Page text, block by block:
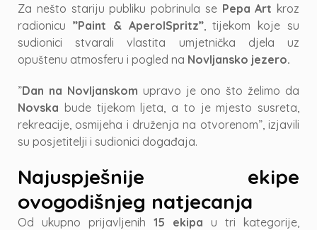
Za nešto stariju publiku pobrinula sePepa Art kroz
radionicu ”Paint & AperolSpritz”, tijekom koje su
sudionici stvarali vlastita umjetnička djela uz
opuštenu atmosferu i pogled na Novljansko jezero.
”Dan na Novljanskom upravo je ono što želimo da
Novska bude tijekom ljeta, a to je mjesto susreta,
rekreacije, osmijeha i druženja na otvorenom”, izjavili
su posjetitelji i sudionici događaja.
Najuspješnije ekipe
ovogodišnjeg natjecanja
Od ukupno prijavljenih 15 ekipa u tri kategorije,